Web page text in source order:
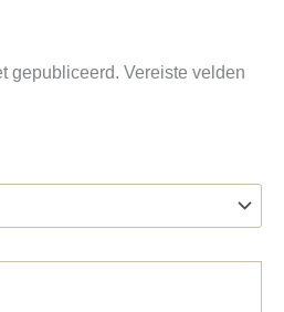
gepubliceerd. Vereiste velden